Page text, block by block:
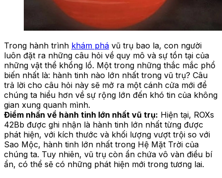
Trong hành trình khám phá vũ trụ bao la, con người
luôn đặt ra những câu hỏi về quy mô và sự tồn tại của
những vật thể khổng lồ. Một trong những thắc mắc phổ
biến nhất là: hành tinh nào lớn nhất trong vũ trụ? Câu
trả lời cho câu hỏi này sẽ mở ra một cánh cửa mới để
chúng ta hiểu hơn về sự rộng lớn đến khó tin của không
gian xung quanh mình.
Điểm nhấn về hành tinh lớn nhất vũ trụ: Hiện tại, ROXs
42Bb được ghi nhận là hành tinh lớn nhất từng được
phát hiện, với kích thước và khối lượng vượt trội so với
Sao Mộc, hành tinh lớn nhất trong Hệ Mặt Trời của
chúng ta. Tuy nhiên, vũ trụ còn ẩn chứa vô vàn điều bí
ẩn, có thể sẽ có những phát hiện mới trong tương lai.